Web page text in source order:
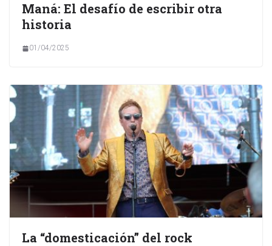
Maná: El desafío de escribir otra
historia
01/04/2025
La “domesticación” del rock